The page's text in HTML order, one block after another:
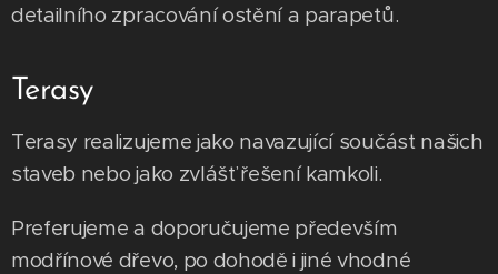
detailního zpracování ostění a parapetů.
​Terasy
Terasy realizujeme jako navazující součást našich
staveb nebo jako zvlášť řešení kamkoli.
​Preferujeme a doporučujeme především
modřínové dřevo, po dohodě i jiné vhodné